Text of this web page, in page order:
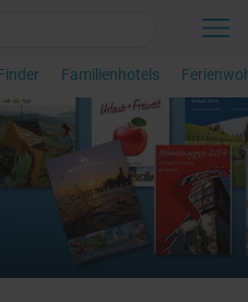
+
+
Familienhotels